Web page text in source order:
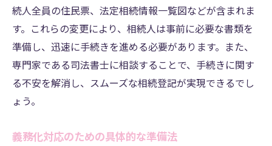
続人全員の住民票、法定相続情報一覧図などが含まれま
す。これらの変更により、相続人は事前に必要な書類を
準備し、迅速に手続きを進める必要があります。また、
専門家である司法書士に相談することで、手続きに関す
る不安を解消し、スムーズな相続登記が実現できるでし
ょう。
義務化対応のための具体的な準備法